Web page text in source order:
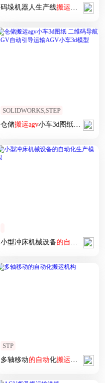
码垛机器人生产线搬运
SOLIDWORKS,STEP
仓储搬运agv小车3d图纸 二维码导航
小型冲床机械设备的自动 化生产
STP
多轴移动的自动化搬运